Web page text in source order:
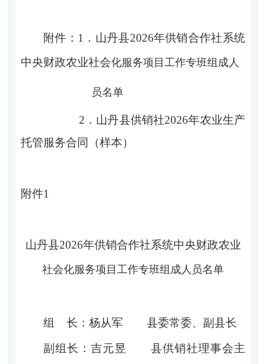
附件： 1． 山丹县2026年供销合作社系统
中央财政农业社会化服务项目工作专班组成人
员名单
2． 山丹县供销社2026年农业生产
托管服务合同（样本）
附件1
山丹县2026年供销合作社系统中央财政农业
社会化服务项目工作专班组成人员名单
组 长： 杨从军 县委常委、副县长
副组长： 吉元昱 县供销社理事会主